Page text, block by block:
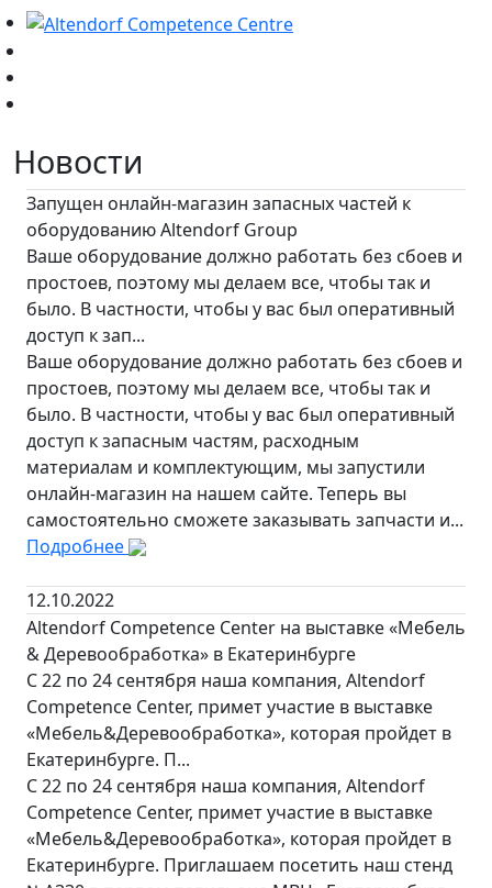
Новости
Запущен онлайн-магазин запасных частей к
оборудованию Altendorf Group
Ваше оборудование должно работать без сбоев и
простоев, поэтому мы делаем все, чтобы так и
было. В частности, чтобы у вас был оперативный
доступ к зап...
Ваше оборудование должно работать без сбоев и
простоев, поэтому мы делаем все, чтобы так и
было. В частности, чтобы у вас был оперативный
доступ к запасным частям, расходным
материалам и комплектующим, мы запустили
онлайн-магазин на нашем сайте. Теперь вы
самостоятельно сможете заказывать запчасти и...
Подробнее
12.10.2022
Altendorf Competence Center на выставке «Мебель
& Деревообработка» в Екатеринбурге
C 22 по 24 сентября наша компания, Altendorf
Competence Center, примет участие в выставке
«Мебель&Деревообработка», которая пройдет в
Екатеринбурге. П...
C 22 по 24 сентября наша компания, Altendorf
Competence Center, примет участие в выставке
«Мебель&Деревообработка», которая пройдет в
Екатеринбурге. Приглашаем посетить наш стенд